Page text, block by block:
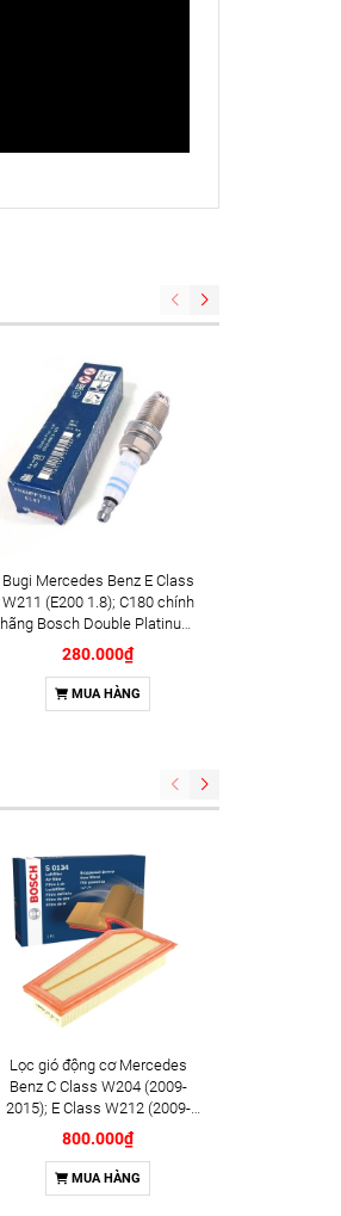
Bugi Mercedes Benz E Class
W211 (E200 1.8); C180 chính
hãng Bosch Double Platinum
YR6MPP332 (0242240619)
280.000₫
MUA HÀNG
Lọc gió động cơ Mercedes
Benz C Class W204 (2009-
2015); E Class W212 (2009-
2016); SLK (2011-2015) chính
hãng Bosch (F026400134)
800.000₫
MUA HÀNG